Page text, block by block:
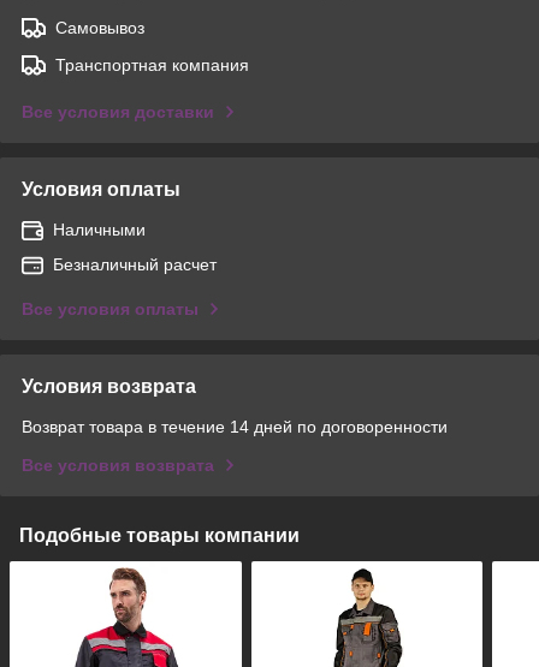
Самовывоз
Транспортная компания
Все условия доставки
Условия оплаты
Наличными
Безналичный расчет
Все условия оплаты
Условия возврата
Возврат товара в течение 14 дней по договоренности
Все условия возврата
Подобные товары компании